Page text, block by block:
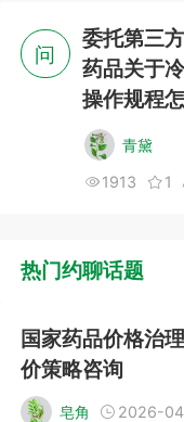
问
委托第三
药品关于
操作规程
青黛
1913 1
热门约聊话题
国家药品价格治
价策略咨询
皂角 2026-